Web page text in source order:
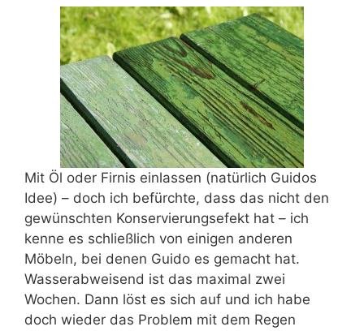
Mit Öl oder Firnis einlassen (natürlich Guidos
Idee) – doch ich befürchte, dass das nicht den
gewünschten Konservierungsefekt hat – ich
kenne es schließlich von einigen anderen
Möbeln, bei denen Guido es gemacht hat.
Wasserabweisend ist das maximal zwei
Wochen. Dann löst es sich auf und ich habe
doch wieder das Problem mit dem Regen